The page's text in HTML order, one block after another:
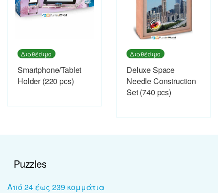
Διαθέσιμο
Smartphone/Tablet
Holder (220 pcs)
Διαθέσιμο
Deluxe Space
Needle Construction
Set (740 pcs)
Puzzles
Από 24 έως 239 κομμάτια